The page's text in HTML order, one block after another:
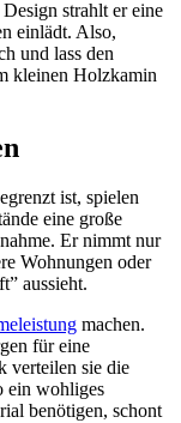
strahlt er eine
einlädt. Also,
und lass den
kleinen Holzkamin
ist, spielen
eine große
Er nimmt nur
Wohnungen oder
aussieht.
machen.
für eine
verteilen sie die
ein wohliges
benötigen, schont